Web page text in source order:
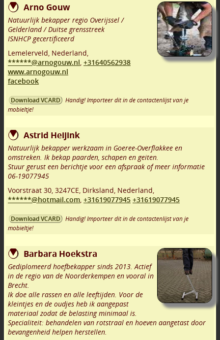
Arno Gouw
Natuurlijk bekapper regio Overijssel /
Gelderland / Duitse grensstreek
ISNHCP gecertificeerd
Lemelerveld, Nederland,
******@arnogouw.nl, +31640562938
www.arnogouw.nl
facebook
Download VCARD
Handig! Importeer dit in de contactenlijst van je
mobieltje!
Astrid Heijink
Natuurlijk bekapper werkzaam in Goeree-Overflakkee en
omstreken. Ik bekap paarden, schapen en geiten.
Stuur gerust een berichtje voor een afspraak of meer informatie
06-19077945
Voorstraat 30, 3247CE, Dirksland, Nederland,
******@hotmail.com, +31619077945 +31619077945
Download VCARD
Handig! Importeer dit in de contactenlijst van je
mobieltje!
Barbara Hoekstra
Gediplomeerd hoefbekapper sinds 2013. Actief
in de regio van de Noorderkempen en vooral in
Brecht.
Ik doe alle rassen en alle leeftijden. Voor de
kleintjes en de oudjes heb ik aangepast
materiaal zodat de belasting minimaal is.
Specialiteit: behandelen van rotstraal en hoeven aangetast door
bevangenheid helpen herstellen.